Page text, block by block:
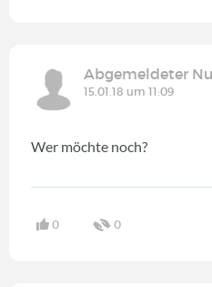
Abgemeldeter
15.01.18 um 11:09
Wer möchte noch?
0 0